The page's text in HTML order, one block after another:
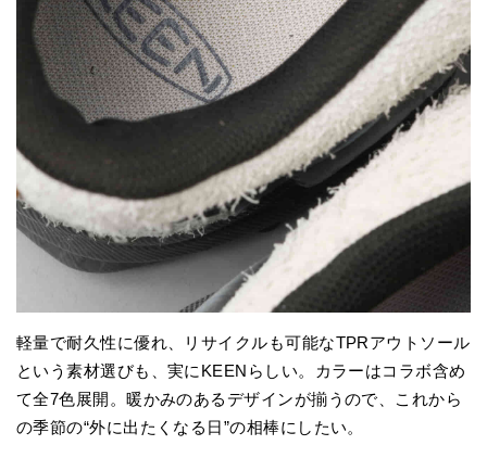
軽量で耐久性に優れ、リサイクルも可能なTPRアウトソール
という素材選びも、実にKEENらしい。カラーはコラボ含め
て全7色展開。暖かみのあるデザインが揃うので、これから
の季節の“外に出たくなる日”の相棒にしたい。